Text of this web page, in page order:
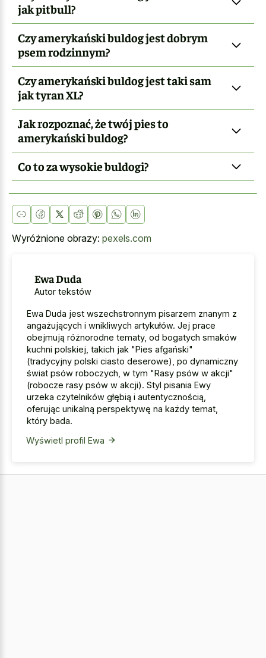
jak pitbull?
Czy amerykański buldog jest dobrym
psem rodzinnym?
Czy amerykański buldog jest taki sam
jak tyran XL?
Jak rozpoznać, że twój pies to
amerykański buldog?
Co to za wysokie buldogi?
Wyróżnione obrazy: pexels.com
Ewa Duda
Autor tekstów
Ewa Duda jest wszechstronnym pisarzem znanym z
angażujących i wnikliwych artykułów. Jej prace
obejmują różnorodne tematy, od bogatych smaków
kuchni polskiej, takich jak "Pies afgański"
(tradycyjny polski ciasto deserowe), po dynamiczny
świat psów roboczych, w tym "Rasy psów w akcji"
(robocze rasy psów w akcji). Styl pisania Ewy
urzeka czytelników głębią i autentycznością,
oferując unikalną perspektywę na każdy temat,
który bada.
Wyświetl profil Ewa